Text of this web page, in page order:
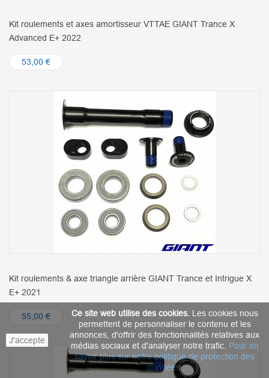
Kit roulements et axes amortisseur VTTAE GIANT Trance X
Advanced E+ 2022
53,00 €
Kit roulements & axe triangle arrière GIANT Trance et Intrigue X
E+ 2021
55,00 €
J'accepte
Ce site web utilise des cookies. Les cookies nous
permettent de personnaliser le contenu et les
annonces, d'offrir des fonctionnalités relatives aux
médias sociaux et d'analyser notre trafic. Pour en
savoir plus sur notre politique de protection des
données.